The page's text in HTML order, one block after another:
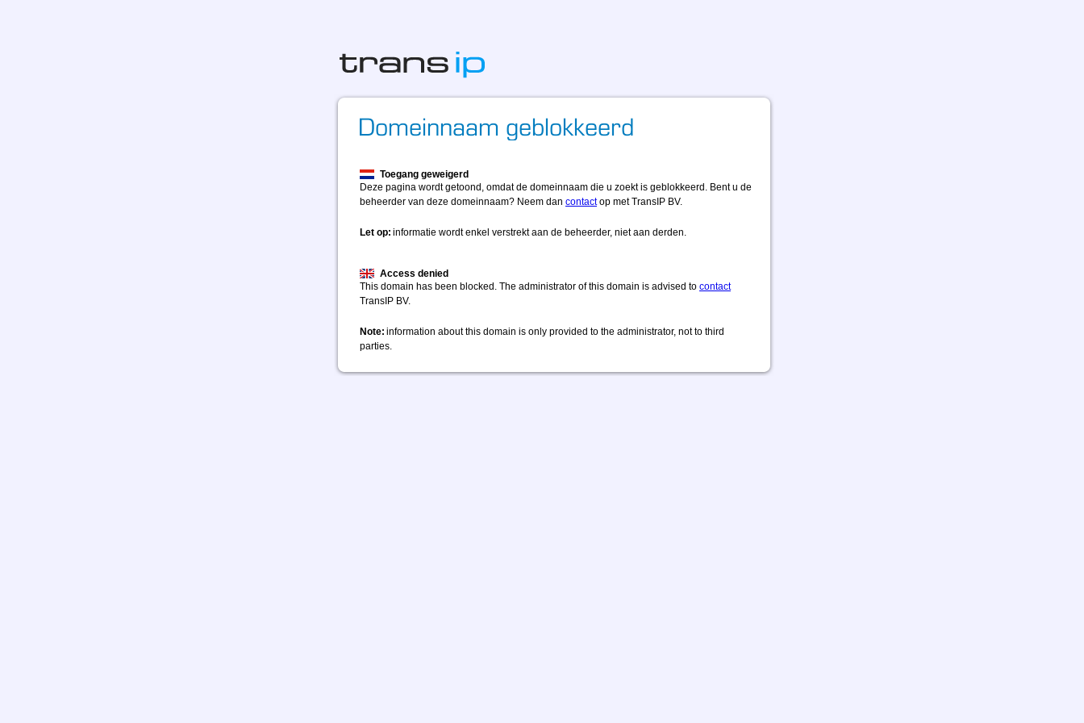
Toegang geweigerd
Deze pagina wordt getoond, omdat de domeinnaam die u zoekt is geblokkeerd. Bent u de
beheerder van deze domeinnaam? Neem dan contactop met TransIP BV.
Let op: informatie wordt enkel verstrekt aan de beheerder, niet aan derden.
Access denied
This domain has been blocked. The administrator of this domain is advised to contact
TransIP BV.
Note: information about this domain is only provided to the administrator, not to third
parties.